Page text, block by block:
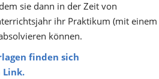
sie dann in der Zeit von
ihr Praktikum (mit einem
können.
finden sich